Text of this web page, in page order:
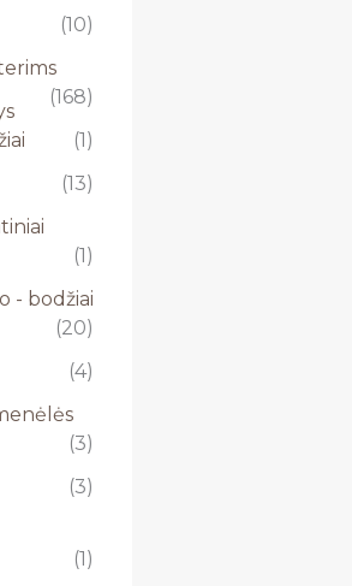
(10)
(168)
(1)
(13)
(1)
- bodžiai
(20)
(4)
(3)
(3)
(1)